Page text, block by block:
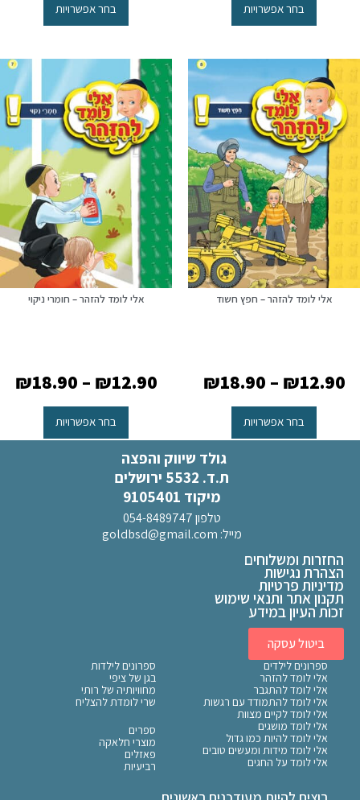
בחר אפשרויות בחר אפשרויות
אלי לומד להזהר – חפץ חשוד
₪12.90
–
₪18.90
בחר אפשרויות
אלי לומד להזהר – חומרי ניקוי
₪12.90
–
₪18.90
בחר אפשרויות
גולד שיווק והפצה
ת.ד. 5532 ירושלים
מיקוד 9105401
טלפון 054-8489747
מייל: goldbsd@gmail.com
החזרות ומשלוחים
הצהרת נגישות
מדיניות פרטיות
תקנון אתר ותנאי שימוש
זכות העיון במידע
ביטול עסקה
ספרונים לילדים
אלי לומד להזהר
אלי לומד להתגבר
אלי לומד להתמודד עם רגשות
אלי לומד לקיים מצוות
אלי לומד מושגים
אלי לומד להיות כמו גדול
אלי לומד מידות ומעשים טובים
אלי לומד על החגים
ספרונים לילדות
בגן של ציפי
מחוויותיה של רותי
שרי לומדת להצליח
ספרים
מוצרי חלאקה
פאזלים
רביעיות